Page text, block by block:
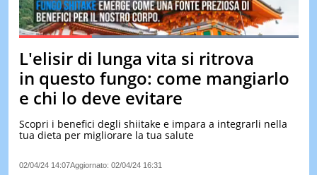
QUIZ
TEST
&
Pause Unmute
Loaded:100.00%
L'elisir di lunga vita si ritrova
in questo fungo: come mangiarlo
e chi lo deve evitare
Scopri i benefici degli shiitake e impara a integrarli nella
tua dieta per migliorare la tua salute
02/04/24 14:07Aggiornato: 02/04/24 16:31